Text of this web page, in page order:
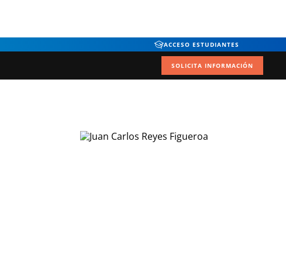
ACCESO ESTUDIANTES
SOLICITA INFORMACIÓN